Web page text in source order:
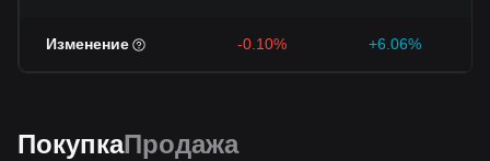
Изменение -0.10% +6.06%
ПокупкаПродажа